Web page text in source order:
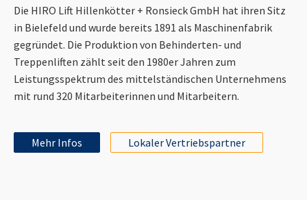
Die HIRO Lift Hillenkötter + Ronsieck GmbH hat ihren Sitz
in Bielefeld und wurde bereits 1891 als Maschinenfabrik
gegründet. Die Produktion von Behinderten- und
Treppenliften zählt seit den 1980er Jahren zum
Leistungsspektrum des mittelständischen Unternehmens
mit rund 320 Mitarbeiterinnen und Mitarbeitern.
Mehr Infos Lokaler Vertriebspartner